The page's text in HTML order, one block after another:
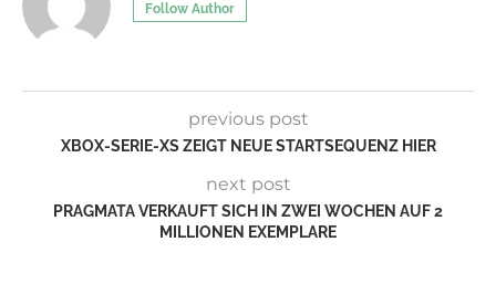
Follow Author
previous post
XBOX-SERIE-XS ZEIGT NEUE STARTSEQUENZ HIER
next post
PRAGMATA VERKAUFT SICH IN ZWEI WOCHEN AUF 2
MILLIONEN EXEMPLARE